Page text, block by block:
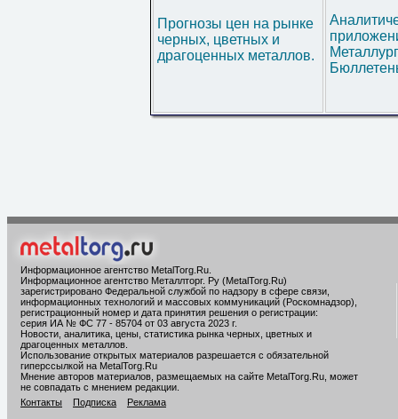
Прогнозы цен на рынке
черных, цветных и
драгоценных металлов.
Информационное агентство MetalTorg.Ru
Информационное агентство Металлторг. Ру (MetalTorg.Ru)
зарегистрировано Федеральной службой по надзору в сфере связи,
информационных технологий и массовых коммуникаций (Роскомнадзор),
регистрационный номер и дата принятия решения о регистрации:
серия ИА № ФС 77 - 85704 от 03 августа 2023 г.
Новости, аналитика, цены, статистика рынка черных, цветных и
драгоценных металлов.
Использование открытых материалов разрешается с обязательной
гиперссылкой на MetalTorg.Ru
Мнение авторов материалов, размещаемых на сайте MetalTorg.Ru, может
не совпадать с мнением редакции.
Контакты
Подписка Реклама